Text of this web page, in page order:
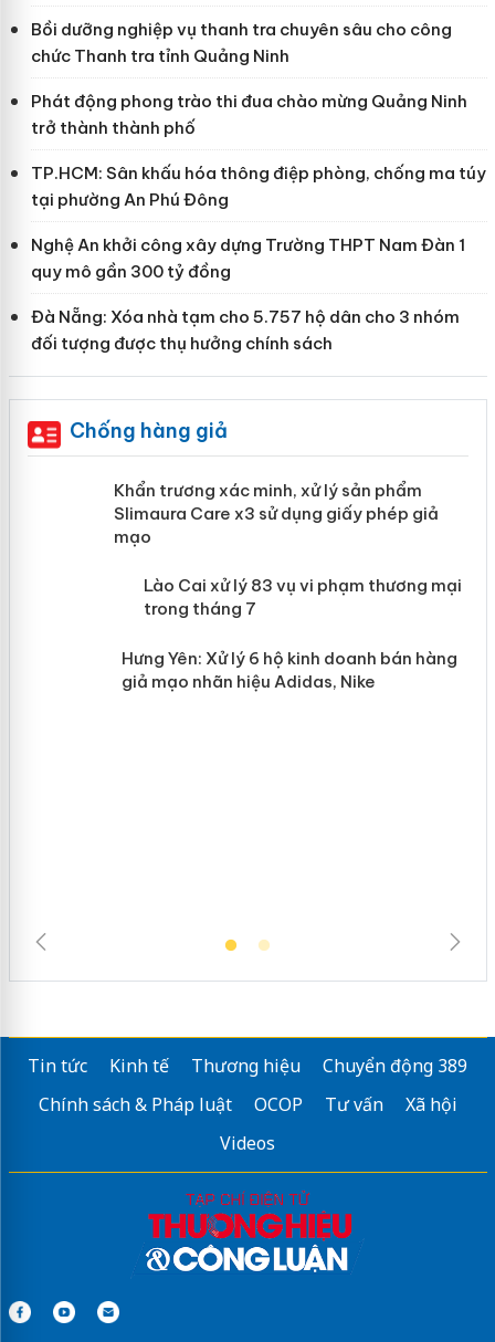
Bồi dưỡng nghiệp vụ thanh tra chuyên sâu cho công
chức Thanh tra tỉnh Quảng Ninh
Phát động phong trào thi đua chào mừng Quảng Ninh
trở thành thành phố
TP.HCM: Sân khấu hóa thông điệp phòng, chống ma túy
tại phường An Phú Đông
Nghệ An khởi công xây dựng Trường THPT Nam Đàn 1
quy mô gần 300 tỷ đồng
Đà Nẵng: Xóa nhà tạm cho 5.757 hộ dân cho 3 nhóm
đối tượng được thụ hưởng chính sách
Chống hàng giả
Khẩn trương xác minh, xử lý sản phẩm
Slimaura Care x3 sử dụng giấy phép
mại trong tháng 7
Tin tức Kinh tế Thương hiệu
Chuyển động 389
Chính sách & Pháp luật
OCOP Tư vấn
Xã hội
Videos